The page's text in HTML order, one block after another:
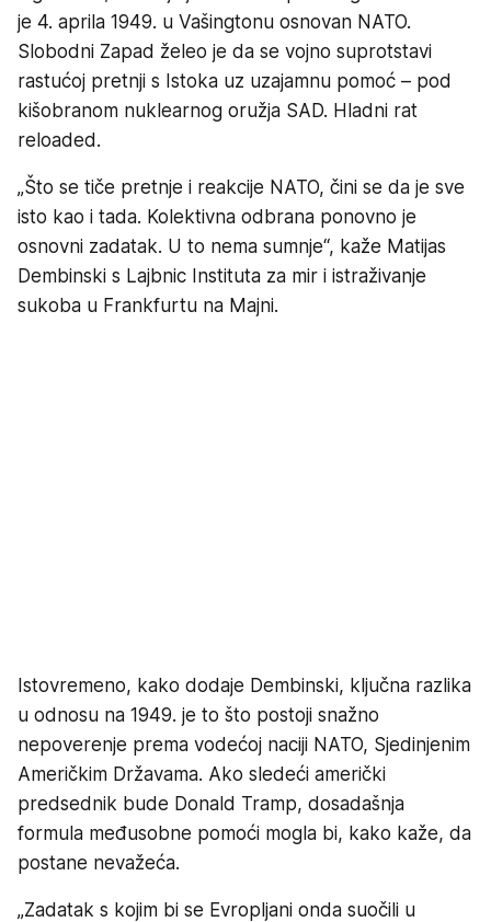
je 4. aprila 1949. u Vašingtonu osnovan NATO.
Slobodni Zapad želeo je da se vojno suprotstavi
rastućoj pretnji s Istoka uz uzajamnu pomoć – pod
kišobranom nuklearnog oružja SAD. Hladni rat
reloaded.
„Što se tiče pretnje i reakcije NATO, čini se da je sve
isto kao i tada. Kolektivna odbrana ponovno je
osnovni zadatak. U to nema sumnje“, kaže Matijas
Dembinski s Lajbnic Instituta za mir i istraživanje
sukoba u Frankfurtu na Majni.
Istovremeno, kako dodaje Dembinski, ključna razlika
u odnosu na 1949. je to što postoji snažno
nepoverenje prema vodećoj naciji NATO, Sjedinjenim
Američkim Državama. Ako sledeći američki
predsednik bude Donald Tramp, dosadašnja
formula međusobne pomoći mogla bi, kako kaže, da
postane nevažeća.
„Zadatak s kojim bi se Evropljani onda suočili u